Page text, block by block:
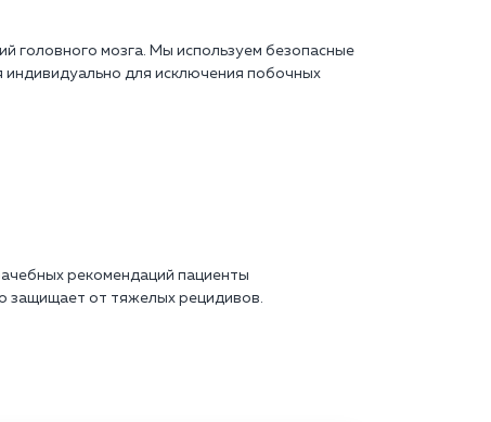
головного мозга. Мы используем безопасные
для исключения побочных
рекомендаций пациенты
защищает от тяжелых рецидивов.